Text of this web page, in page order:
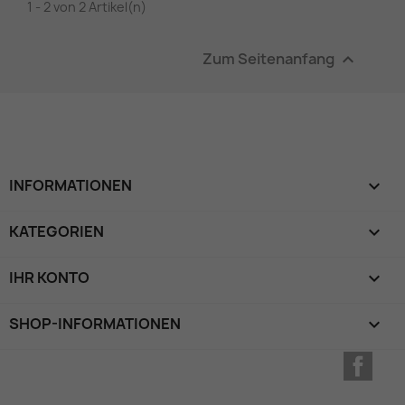
1 - 2 von 2 Artikel(n)
Zum Seitenanfang 
INFORMATIONEN 
KATEGORIEN 
IHR KONTO 
SHOP-INFORMATIONEN keyboard_arrow_down